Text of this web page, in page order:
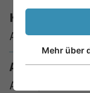
Kürzel
AMH
Analyse
AMH (Anti
Mehr über